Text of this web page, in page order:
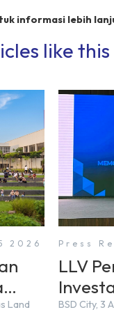
informasi lebih
like this
2026
Land
Press
LLV
BSD City, 3